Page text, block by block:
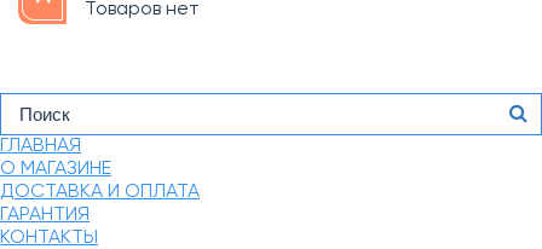
Товаров нет
ГЛАВНАЯ
О МАГАЗИНЕ
ДОСТАВКА И ОПЛАТА
ГАРАНТИЯ
КОНТАКТЫ